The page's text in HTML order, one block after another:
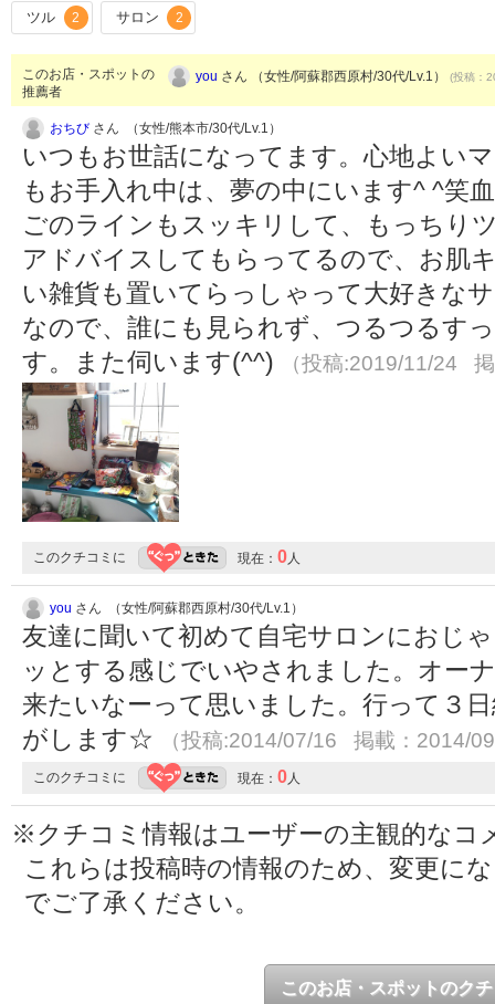
ツル 2 サロン 2
このお店・スポットの
推薦者
you さん （女性/阿蘇郡西原村/30代/Lv.1） (投稿：
おちび さん （女性/熊本市/30代/Lv.1）
いつもお世話になってます。心地よい
もお手入れ中は、夢の中にいます^ ^笑
ごのラインもスッキリして、もっちり
アドバイスしてもらってるので、お肌
い雑貨も置いてらっしゃって大好きな
なので、誰にも見られず、つるつるす
す。また伺います(^^)
（投稿:2019/11/24
このクチコミに 現在： 0 人
you さん （女性/阿蘇郡西原村/30代/Lv.1）
友達に聞いて初めて自宅サロンにおじ
ッとする感じでいやされました。オー
来たいなーって思いました。行って３
がします☆
（投稿:2014/07/16 掲載：2014/
このクチコミに 現在： 0 人
※クチコミ情報はユーザーの主観的なコ
これらは投稿時の情報のため、変更に
でご了承ください。
このお店・スポットのク